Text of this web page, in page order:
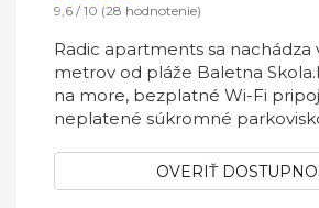
9,6 / 10 (28 hodnotenie)
Radic apartments sa nachádza
metrov od pláže Baletna
na more, bezplatné Wi-Fi
neplatené súkromné
OVERIŤ